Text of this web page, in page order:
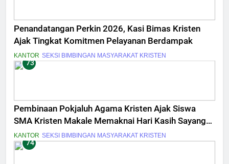
Penandatangan Perkin 2026, Kasi Bimas Kristen
Ajak Tingkat Komitmen Pelayanan Berdampak
KANTOR SEKSI BIMBINGAN MASYARAKAT KRISTEN
73
Pembinaan Pokjaluh Agama Kristen Ajak Siswa
SMA Kristen Makale Memaknai Hari Kasih Sayang
Berawal dari Diri Sendiri
KANTOR SEKSI BIMBINGAN MASYARAKAT KRISTEN
74